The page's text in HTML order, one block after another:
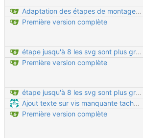
Adaptation des étapes de montage pour l'impression
Première version complète
étape jusqu'à 8 les svg sont plus gros à cause de CoarseView à True dans FreeCAD
Première version complète
étape jusqu'à 8 les svg sont plus gros à cause de CoarseView à True dans FreeCAD
Ajout texte sur vis manquante tache redmind 46
Première version complète